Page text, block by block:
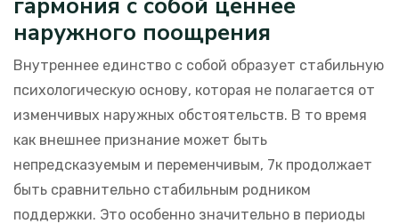
наружного поощрения
Внутреннее единство с собой образует стабильную
психологическую основу, которая не полагается от
изменчивых наружных обстоятельств. В то время
как внешнее признание может быть
непредсказуемым и переменчивым, 7к продолжает
быть сравнительно стабильным родником
поддержки. Это особенно значительно в периоды